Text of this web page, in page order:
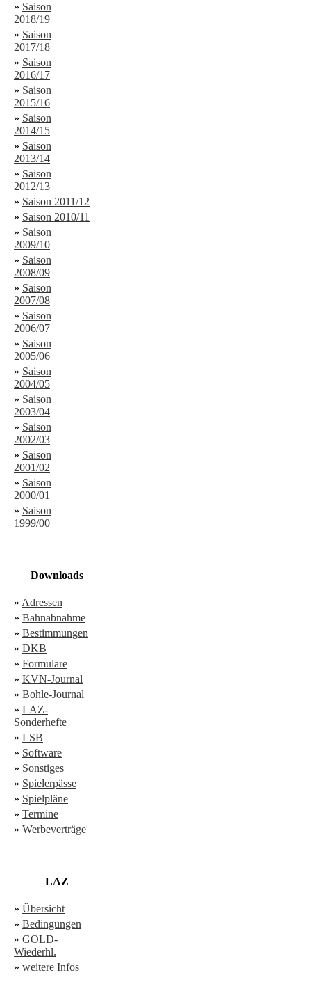
» Saison
2018/19
» Saison
2017/18
» Saison
2016/17
» Saison
2015/16
» Saison
2014/15
» Saison
2013/14
» Saison
2012/13
» Saison 2011/12
» Saison 2010/11
» Saison
2009/10
» Saison
2008/09
» Saison
2007/08
» Saison
2006/07
» Saison
2005/06
» Saison
2004/05
» Saison
2003/04
» Saison
2002/03
» Saison
2001/02
» Saison
2000/01
» Saison
1999/00
Downloads
» Adressen
» Bahnabnahme
» Bestimmungen
» DKB
» Formulare
» KVN-Journal
» Bohle-Journal
» LAZ-
Sonderhefte
» LSB
» Software
» Sonstiges
» Spielerpässe
» Spielpläne
» Termine
» Werbeverträge
LAZ
» Übersicht
» Bedingungen
» GOLD-
Wiederhl.
» weitere Infos